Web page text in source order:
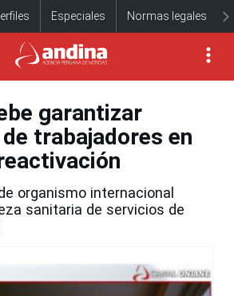
Especiales Normas legales
garantizar
trabajadores en
organismo internacional
sanitaria de servicios de